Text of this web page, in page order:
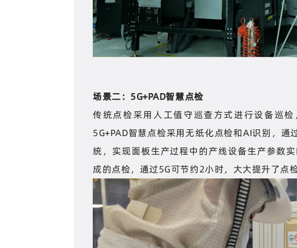
场景二：5G+PAD智慧点检
传统点检采用人工值守巡查方式进行设备巡
5G+PAD智慧点检采用无纸化点检和AI识别，
统，实现面板生产过程中的产线设备生产参数
成的点检，通过5G可节约2小时，大大提升了点